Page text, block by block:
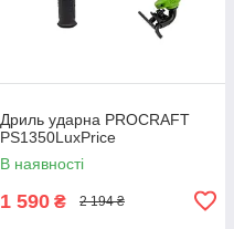
Дриль ударна PROCRAFT
PS1350LuxPrice
В наявності
1 590 ₴ 2 194 ₴